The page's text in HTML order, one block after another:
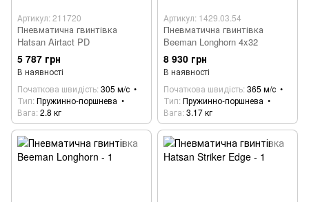
Артикул: 211720
Пневматична гвинтівка
Hatsan Airtact PD
5 787 грн
В наявності
Початкова швидість 305 м/с
Тип Пружинно-поршнева
Вага 2.8 кг
Артикул: 1429.03.54
Пневматична гвинтівка
Beeman Longhorn 4x32
8 930 грн
В наявності
Початкова швидість 365 м/с
Тип Пружинно-поршнева
Вага 3.17 кг